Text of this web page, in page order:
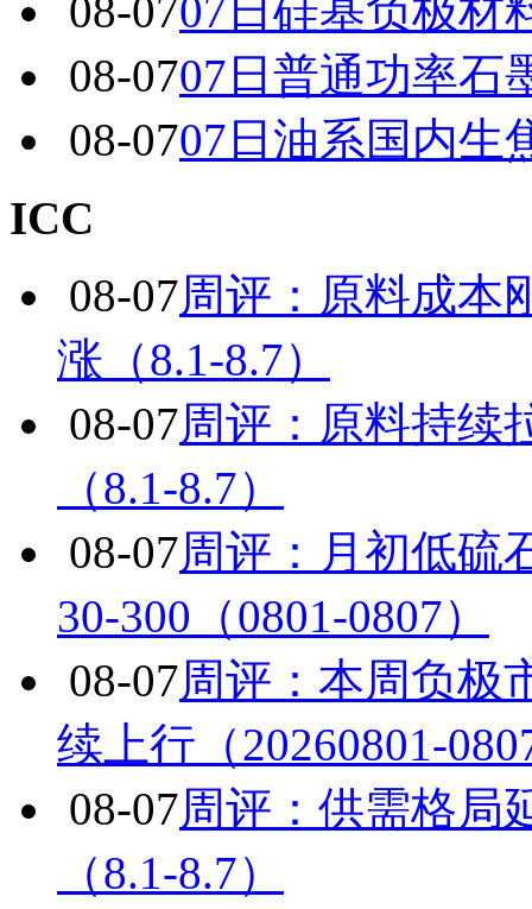
08-0707日硅基负极材
08-0707日普通功率石
08-0707日油系国内生
ICC
08-07周评：原料成本
涨（8.1-8.7）
08-07周评：原料持续
（8.1-8.7）
08-07周评：月初低硫
30-300（0801-0807）
08-07周评：本周负极
续上行（20260801-
08-07周评：供需格局
（8.1-8.7）